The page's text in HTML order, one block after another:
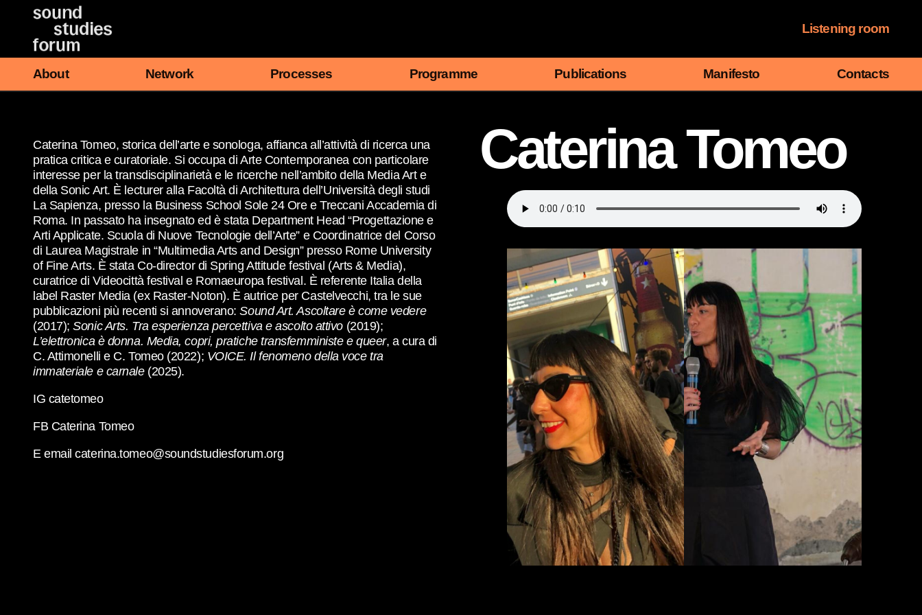
Listening room
About Network Processes Programme Publications Manifesto Contacts
Caterina Tomeo, storica dell’arte e sonologa, affianca all’attività di ricerca una
pratica critica e curatoriale. Si occupa di Arte Contemporanea con particolare
interesse per la transdisciplinarietà e le ricerche nell’ambito della Media Art e
della Sonic Art. È lecturer alla Facoltà di Architettura dell’Università degli studi
La Sapienza, presso la Business School Sole 24 Ore e Treccani Accademia di
Roma. In passato ha insegnato ed è stata Department Head “Progettazione e
Arti Applicate. Scuola di Nuove Tecnologie dell’Arte” e Coordinatrice del Corso
di Laurea Magistrale in “Multimedia Arts and Design” presso Rome University
of Fine Arts. È stata Co-director di Spring Attitude festival (Arts & Media),
curatrice di Videocittà festival e Romaeuropa festival. È referente Italia della
label Raster Media (ex Raster-Noton). È autrice per Castelvecchi, tra le sue
pubblicazioni più recenti si annoverano:Sound Art. Ascoltare è come vedere
(2017);Sonic Arts. Tra esperienza percettiva e ascolto attivo(2019);
L’elettronica è donna. Media, copri, pratiche transfemministe e queer, a cura di
C. Attimonelli e C. Tomeo (2022); VOICE. Il fenomeno della voce tra
immateriale e carnale(2025).
IG catetomeo
FB Caterina Tomeo
E email caterina.tomeo@soundstudiesforum.org
Caterina Tomeo